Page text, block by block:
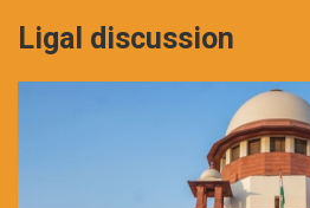
Ligal discussion